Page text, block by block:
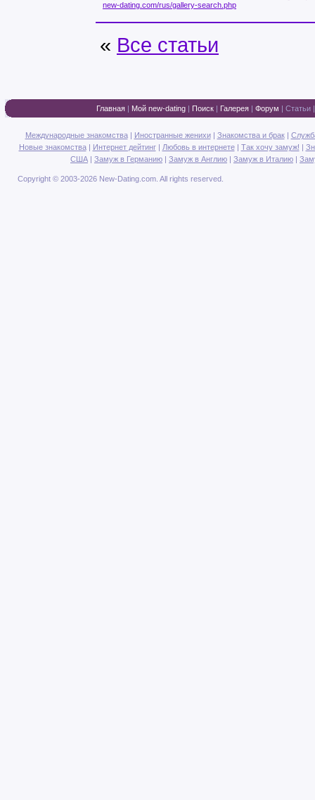
new-dating.com/rus/gallery-search.php
« Все статьи
Главная | Мой new-dating | Поиск | Галерея | Форум | Статьи
Международные знакомства| Иностранные женихи| Знакомства и брак|
Новые знакомства| Интернет дейтинг| Любовь в интернете| Так хочу замуж! |
США | Замуж в Германию | Замуж в Англию | Замуж в Италию |
Copyright © 2003-2026 New-Dating.com. All rights reserved.